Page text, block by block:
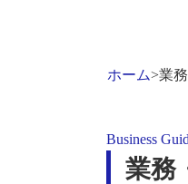
ホーム>業
Business
業務